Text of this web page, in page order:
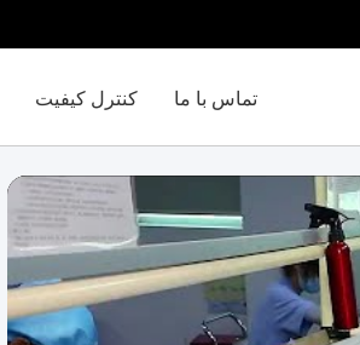
کنترل کیفیت تماس با ما